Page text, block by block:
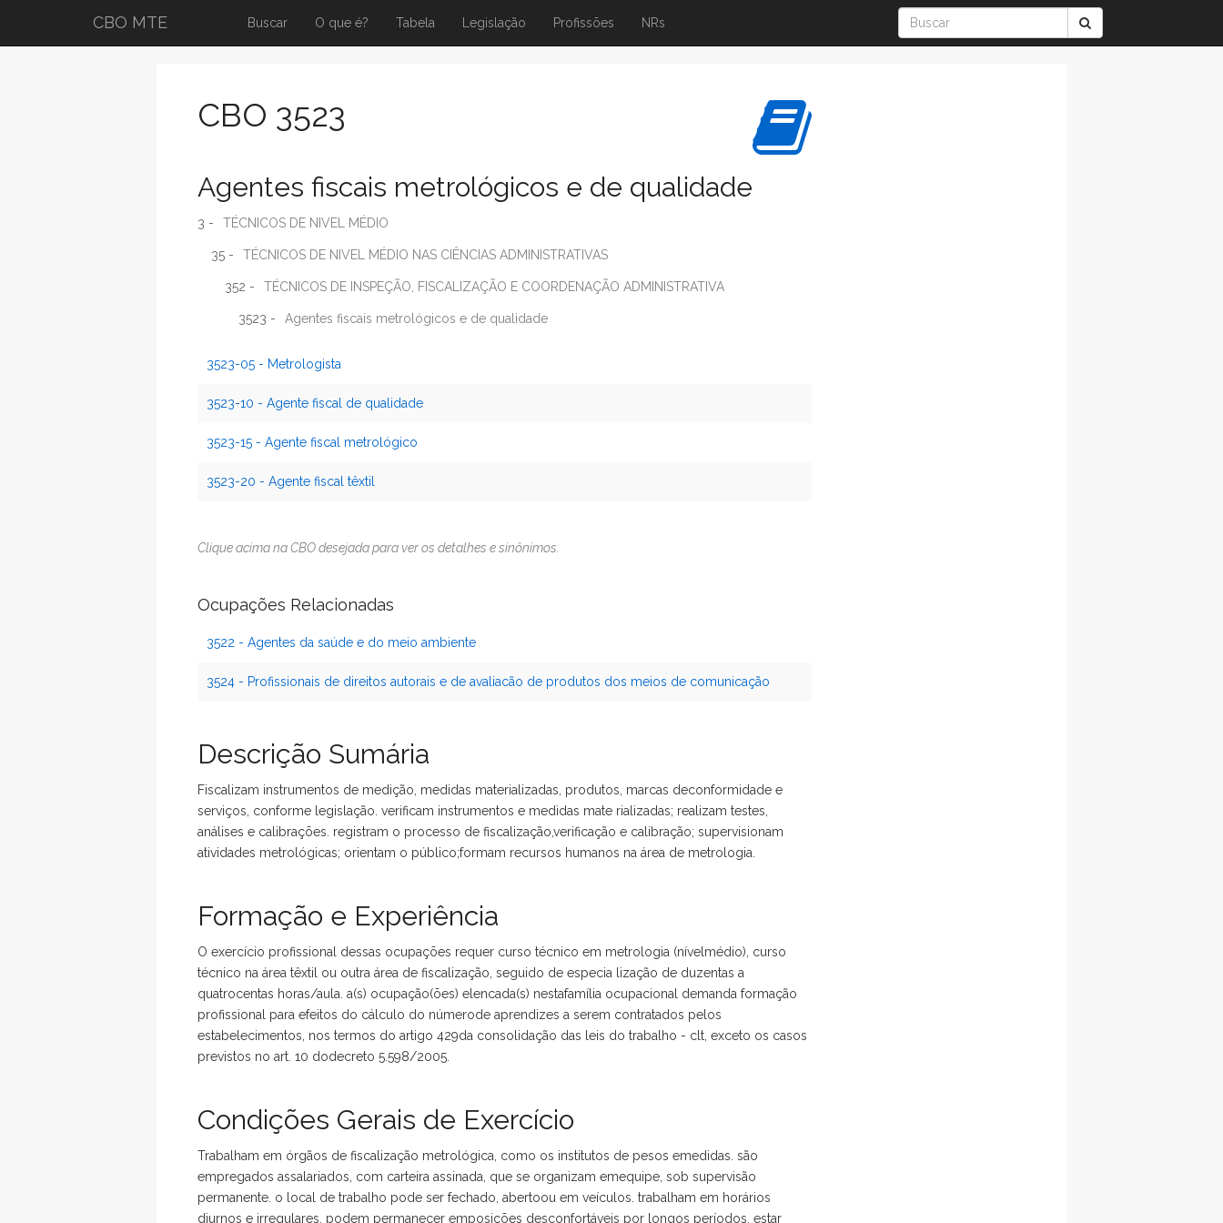
CBO MTE Buscar O que é? Tabela Legislação Profissões NRs
CBO 3523
Agentes fiscais metrológicos e de qualidade
3 - TÉCNICOS DE NIVEL MÉDIO
35 - TÉCNICOS DE NIVEL MÉDIO NAS CIÊNCIAS ADMINISTRATIVAS
352 - TÉCNICOS DE INSPEÇÃO, FISCALIZAÇÃO E COORDENAÇÃO ADMINISTRATIVA
3523 - Agentes fiscais metrológicos e de qualidade
3523-05 - Metrologista
3523-10 - Agente fiscal de qualidade
3523-15 - Agente fiscal metrológico
3523-20 - Agente fiscal têxtil
Clique acima na CBO desejada para ver os detalhes e sinônimos.
Ocupações Relacionadas
3522 - Agentes da saúde e do meio ambiente
3524 - Profissionais de direitos autorais e de avaliacão de produtos dos meios de comunicação
Descrição Sumária
Fiscalizam instrumentos de medição, medidas materializadas, produtos, marcas deconformidade e
serviços, conforme legislação. verificam instrumentos e medidas mate rializadas; realizam testes,
análises e calibrações. registram o processo de fiscalização,verificação e calibração; supervisionam
atividades metrológicas; orientam o público;formam recursos humanos na área de metrologia.
Formação e Experiência
O exercício profissional dessas ocupações requer curso técnico em metrologia (nívelmédio), curso
técnico na área têxtil ou outra área de fiscalização, seguido de especia lização de duzentas a
quatrocentas horas/aula. a(s) ocupação(ões) elencada(s) nestafamília ocupacional demanda formação
profissional para efeitos do cálculo do númerode aprendizes a serem contratados pelos
estabelecimentos, nos termos do artigo 429da consolidação das leis do trabalho - clt, exceto os casos
previstos no art. 10 dodecreto 5.598/2005.
Condições Gerais de Exercício
Trabalham em órgãos de fiscalização metrológica, como os institutos de pesos emedidas. são
empregados assalariados, com carteira assinada, que se organizam emequipe, sob supervisão
permanente. o local de trabalho pode ser fechado, abertoou em veículos. trabalham em horários
diurnos e irregulares. podem permanecer emposições desconfortáveis por longos períodos, estar